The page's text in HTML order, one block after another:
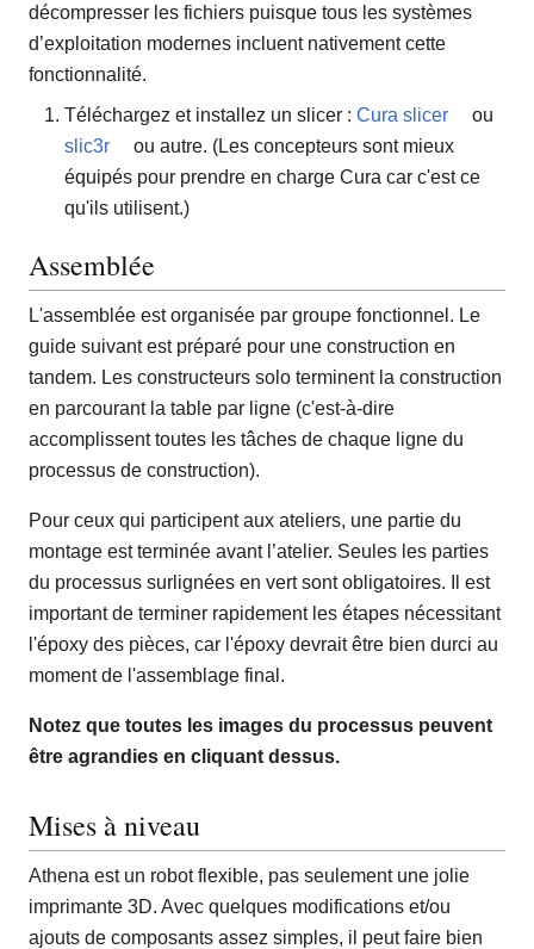
décompresser les fichiers puisque tous les systèmes
d’exploitation modernes incluent nativement cette
fonctionnalité.
Téléchargez et installez un slicer : Cura slicer
ou
slic3r
ou autre. (Les concepteurs sont mieux
équipés pour prendre en charge Cura car c'est ce
qu'ils utilisent.)
Assemblée
L'assemblée est organisée par groupe fonctionnel. Le
guide suivant est préparé pour une construction en
tandem. Les constructeurs solo terminent la construction
en parcourant la table par ligne (c'est-à-dire
accomplissent toutes les tâches de chaque ligne du
processus de construction).
Pour ceux qui participent aux ateliers, une partie du
montage est terminée avant l’atelier. Seules les parties
du processus surlignées en vert sont obligatoires. Il est
important de terminer rapidement les étapes nécessitant
l'époxy des pièces, car l'époxy devrait être bien durci au
moment de l'assemblage final.
Notez que toutes les images du processus peuvent
être agrandies en cliquant dessus.
Mises à niveau
Athena est un robot flexible, pas seulement une jolie
imprimante 3D. Avec quelques modifications et/ou
ajouts de composants assez simples, il peut faire bien